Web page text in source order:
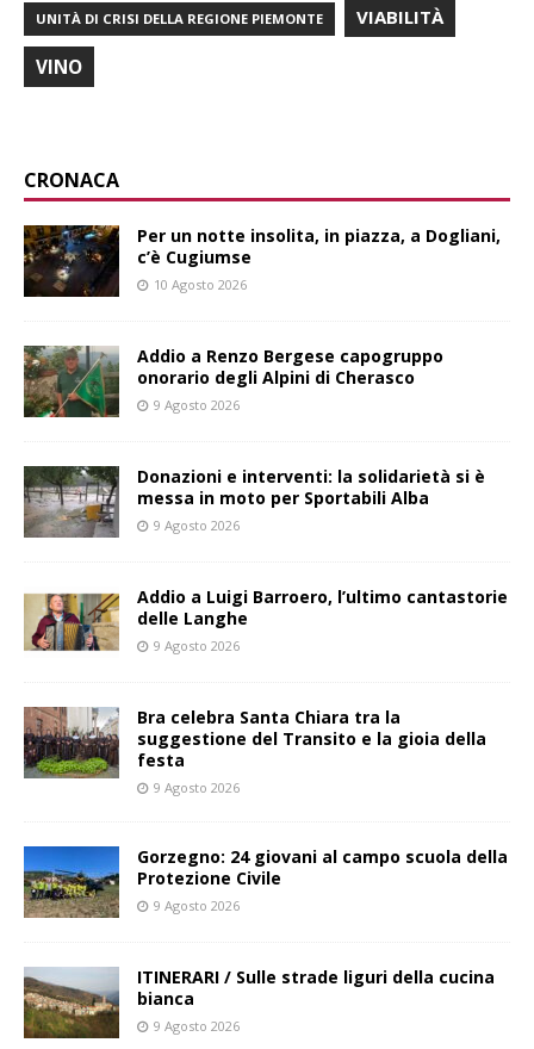
UNITÀ DI CRISI DELLA REGIONE PIEMONTE VIABILITÀ
VINO
CRONACA
Per un notte insolita, in piazza, a Dogliani,
c’è Cugiumse
10 Agosto 2026
Addio a Renzo Bergese capogruppo
onorario degli Alpini di Cherasco
9 Agosto 2026
Donazioni e interventi: la solidarietà si è
messa in moto per Sportabili Alba
9 Agosto 2026
Addio a Luigi Barroero, l’ultimo cantastorie
delle Langhe
9 Agosto 2026
Bra celebra Santa Chiara tra la
suggestione del Transito e la gioia della
festa
9 Agosto 2026
Gorzegno: 24 giovani al campo scuola della
Protezione Civile
9 Agosto 2026
ITINERARI / Sulle strade liguri della cucina
bianca
9 Agosto 2026